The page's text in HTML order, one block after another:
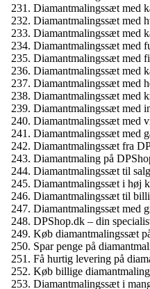
Diamantmalingssæt med
Diamantmalingssæt med
Diamantmalingssæt med
Diamantmalingssæt med
Diamantmalingssæt med
Diamantmalingssæt med
Diamantmalingssæt med
Diamantmalingssæt med
Diamantmalingssæt med
Diamantmalingssæt med
Diamantmalingssæt med
Diamantmalingssæt fra
Diamantmaling på
Diamantmalingssæt til
Diamantmalingssæt i høj
Diamantmalingssæt til
Diamantmalingssæt med
DPShop.dk – din
Køb diamantmalingssæt
Spar penge på
Få hurtig levering på
Køb billige
Diamantmalingssæt i